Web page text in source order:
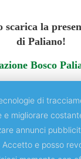
la
di Paliano!
Bosco
degli Studi di Roma
di
e migliorare
annunci
e posso